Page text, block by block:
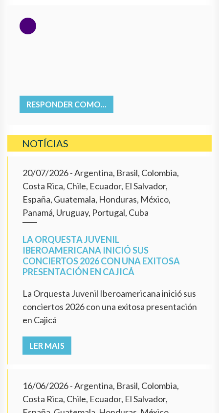
RESPONDER COMO...
NOTÍCIAS
20/07/2026- Argentina, Brasil, Colombia,
Costa Rica, Chile, Ecuador, El Salvador,
España, Guatemala, Honduras, México,
Panamá, Uruguay, Portugal, Cuba
LA ORQUESTA JUVENIL
IBEROAMERICANA INICIÓ SUS
CONCIERTOS 2026 CON UNA EXITOSA
PRESENTACIÓN EN CAJICÁ
La Orquesta Juvenil Iberoamericana inició sus
conciertos 2026 con una exitosa presentación
en Cajicá
LER MAIS
16/06/2026- Argentina, Brasil, Colombia,
Costa Rica, Chile, Ecuador, El Salvador,